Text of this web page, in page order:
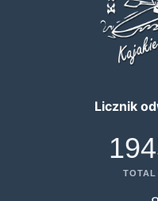
Licznik
TOTAL